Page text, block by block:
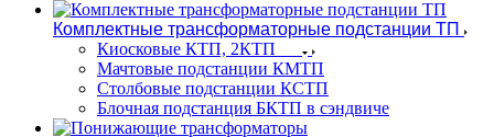
Комплектные трансформаторные подстанции ТП
Киосковые КТП, 2КТП
Мачтовые подстанции КМТП
Столбовые подстанции КСТП
Блочная подстанция БКТП в сэндвиче